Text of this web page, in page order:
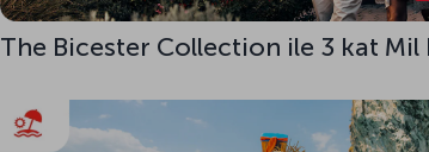
The Bicester Collection ile 3 kat Mil